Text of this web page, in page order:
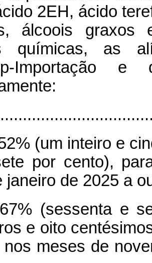
2EH, ácido
álcoois graxos
químicas, as
Importação
(um inteiro e
por cento),
janeiro de 2025 a
(sessenta e
e oito
nos meses de